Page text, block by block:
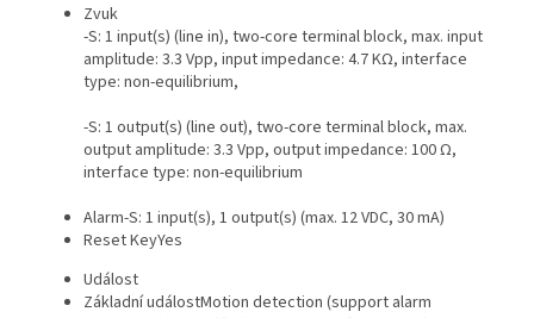
Zvuk
-S: 1 input(s) (line in), two-core terminal block, max. input
amplitude: 3.3 Vpp, input impedance: 4.7 KΩ, interface
type: non-equilibrium,
-S: 1 output(s) (line out), two-core terminal block, max.
output amplitude: 3.3 Vpp, output impedance: 100 Ω,
interface type: non-equilibrium
Alarm-S: 1 input(s), 1 output(s) (max. 12 VDC, 30 mA)
Reset KeyYes
Událost
Základní událostMotion detection (support alarm